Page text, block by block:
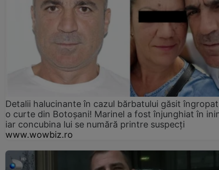
Detalii halucinante în cazul bărbatului găsit
o curte din Botoșani! Marinel a fost înjunghiat în
iar concubina lui se numără printre suspecți
www.wowbiz.ro